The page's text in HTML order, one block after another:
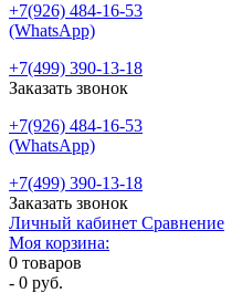
+7(926) 484-16-53
(WhatsApp)
+7(499) 390-13-18
Заказать звонок
+7(926) 484-16-53
(WhatsApp)
+7(499) 390-13-18
Заказать звонок
Личный кабинет Сравнение
Моя корзина:
0 товаров
- 0 руб.